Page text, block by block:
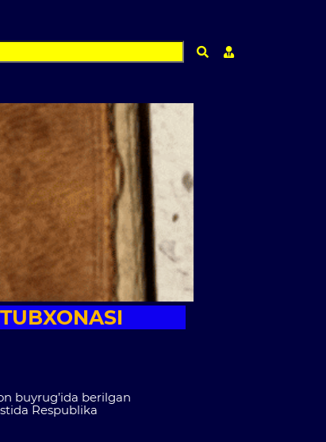
QidirishShaxsiy kabinet
buyrug’ida berilgan
Respublika